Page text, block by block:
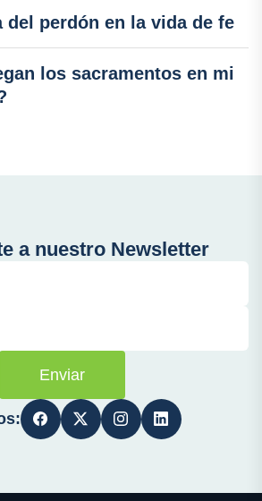
del perdón en la vida de fe
los sacramentos en mi
a nuestro Newsletter
Enviar